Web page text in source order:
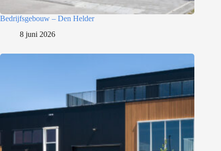
Bedrijfsgebouw – Den Helder
8 juni 2026